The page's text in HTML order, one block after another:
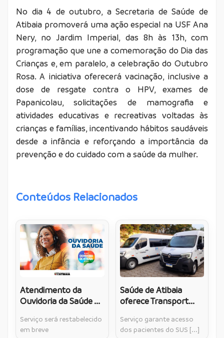
No dia 4 de outubro, a Secretaria de Saúde de
Atibaia promoverá uma ação especial na USF Ana
Nery, no Jardim Imperial, das 8h às 13h, com
programação que une a comemoração do Dia das
Crianças e, em paralelo, a celebração do Outubro
Rosa. A iniciativa oferecerá vacinação, inclusive a
dose de resgate contra o HPV, exames de
Papanicolau, solicitações de mamografia e
atividades educativas e recreativas voltadas às
crianças e famílias, incentivando hábitos saudáveis
desde a infância e reforçando a importância da
prevenção e do cuidado com a saúde da mulher.
Conteúdos Relacionados
Atendimento da
Ouvidoria da Saúde ...
Serviço será restabelecido
em breve
Saúde de Atibaia
oferece Transport...
Serviço garante acesso
dos pacientes do SUS [...]